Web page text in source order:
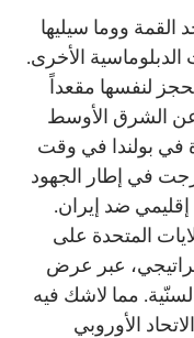
ووما سيليها
الدبلوماسية الأخرى.
لنفسها مقعداً
عن الشرق الأوسط
في بولندا في وقت
في إطار الجهود
ضد إيران.
المتحدة على
عبر عرض
مما لاشك فيه
الأوروبي